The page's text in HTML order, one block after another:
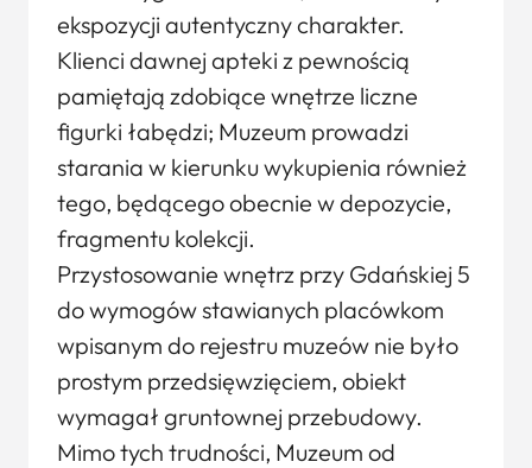
ekspozycji autentyczny charakter.
Klienci dawnej apteki z pewnością
pamiętają zdobiące wnętrze liczne
figurki łabędzi; Muzeum prowadzi
starania w kierunku wykupienia również
tego, będącego obecnie w depozycie,
fragmentu kolekcji.
Przystosowanie wnętrz przy Gdańskiej 5
do wymogów stawianych placówkom
wpisanym do rejestru muzeów nie było
prostym przedsięwzięciem, obiekt
wymagał gruntownej przebudowy.
Mimo tych trudności, Muzeum od